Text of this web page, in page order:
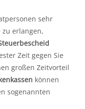
sehr
zu erlangen,
Zeit gegen Sie
großen Zeitvorteil
können
sogenannten